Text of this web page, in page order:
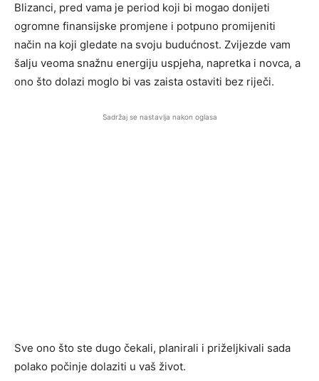
Blizanci, pred vama je period koji bi mogao donijeti
ogromne finansijske promjene i potpuno promijeniti
način na koji gledate na svoju budućnost. Zvijezde vam
šalju veoma snažnu energiju uspjeha, napretka i novca, a
ono što dolazi moglo bi vas zaista ostaviti bez riječi.
Sadržaj se nastavlja nakon oglasa
Sve ono što ste dugo čekali, planirali i priželjkivali sada
polako počinje dolaziti u vaš život.